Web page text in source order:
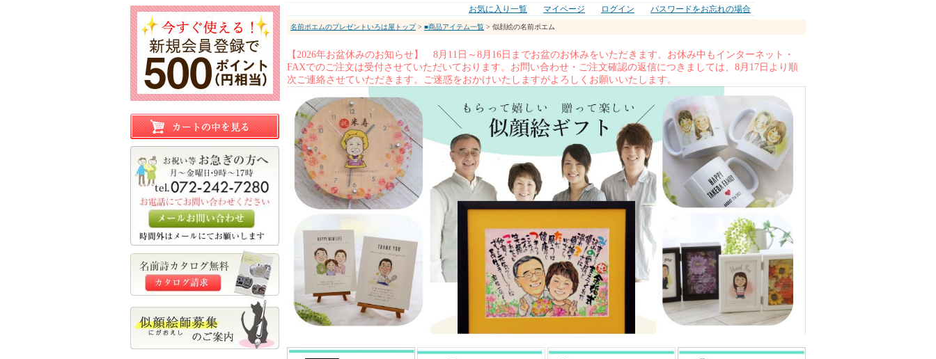
お気に入り一覧 マイページ ログイン パスワードをお忘れの場合
名前ポエムのプレゼントいろは屋トップ> ■商品アイテム一覧 > 似顔絵の名前ポエム
【2026年お盆休みのお知らせ】 8月11日～8月16日までお盆のお休みをいただきます。お休み中もインターネット・
FAXでのご注文は受付させていただいております。お問い合わせ・ご注文確認の返信につきましては、8月17日より順
次ご連絡させていただきます。ご迷惑をおかけいたしますがよろしくお願いいたします。